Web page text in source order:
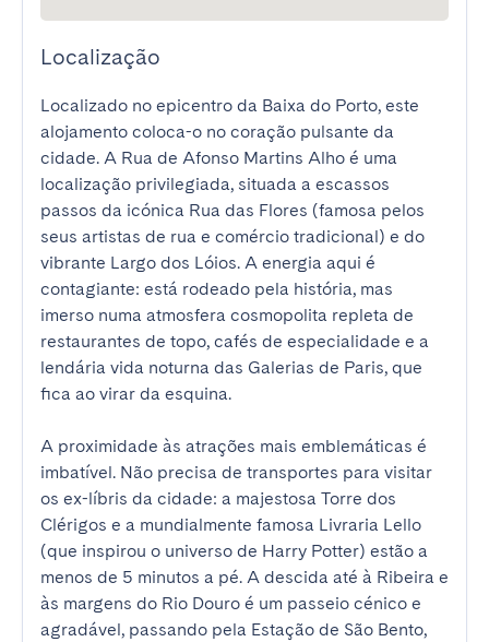
Localização
Localizado no epicentro da Baixa do Porto, este
alojamento coloca-o no coração pulsante da
cidade. A Rua de Afonso Martins Alho é uma
localização privilegiada, situada a escassos
passos da icónica Rua das Flores (famosa pelos
seus artistas de rua e comércio tradicional) e do
vibrante Largo dos Lóios. A energia aqui é
contagiante: está rodeado pela história, mas
imerso numa atmosfera cosmopolita repleta de
restaurantes de topo, cafés de especialidade e a
lendária vida noturna das Galerias de Paris, que
fica ao virar da esquina.
A proximidade às atrações mais emblemáticas é
imbatível. Não precisa de transportes para visitar
os ex-líbris da cidade: a majestosa Torre dos
Clérigos e a mundialmente famosa Livraria Lello
(que inspirou o universo de Harry Potter) estão a
menos de 5 minutos a pé. A descida até à Ribeira e
às margens do Rio Douro é um passeio cénico e
agradável, passando pela Estação de São Bento,